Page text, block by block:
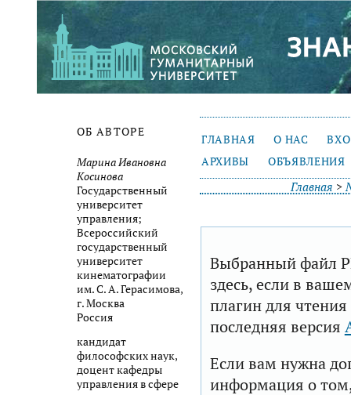
ОБ АВТОРЕ
Марина Ивановна
Косинова
Государственный
университет
управления;
Всероссийский
государственный
университет
кинематографии
им. С. А. Герасимова,
г. Москва
Россия
кандидат
философских наук,
доцент кафедры
управления в сфере
ГЛАВНАЯ О НАС
АРХИВЫ
ОБЪЯВЛЕНИЯ
Главная >
Выбранный файл
здесь, если в
плагин для
последняя версия
Если вам нужна
информация о том,